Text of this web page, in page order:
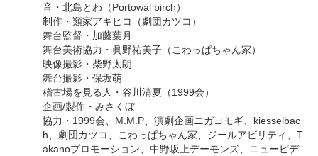
音・北島とわ（Portowal birch）
制作・類家アキヒコ（劇団カツコ）
舞台監督・加藤葉月
舞台美術協力・眞野祐美子（こわっぱちゃん家）
映像撮影・柴野太朗
舞台撮影・保坂萌
稽古場を見る人・谷川清夏（1999会）
企画/製作・みさくぼ
協力・1999会、M.M.P、演劇企画ニガヨモギ、kiesselbac
h、劇団カツコ、こわっぱちゃん家、ジールアビリティ、T
akanoプロモーション、中野坂上デーモンズ、ニュービデ